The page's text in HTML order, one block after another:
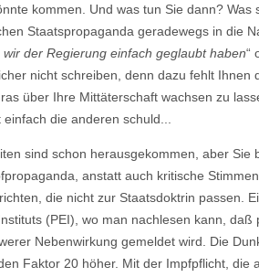
kommen. Und was tun Sie dann?
Staatspropaganda geradewegs in die
der Regierung einfach geglaubt haben“
nicht schreiben, denn dazu fehlt Ihnen
über Ihre Mittäterschaft wachsen zu
die anderen schuld...
sind schon herausgekommen, aber Sie
anstatt auch kritische
die nicht zur Staatsdoktrin passen.
(PEI), wo man nachlesen kann,
Nebenwirkung gemeldet wird. Die
Faktor 20 höher. Mit der Impfpflicht, die